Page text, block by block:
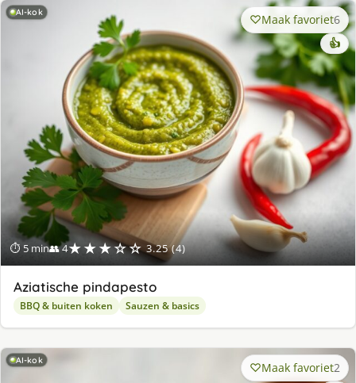
AI-kok
⏱ 5 min👥 4★★★☆☆ 3.25 (4)
Maak favoriet6
👍
Aziatische pindapesto
BBQ & buiten koken Sauzen & basics
AI-kok Maak favoriet2